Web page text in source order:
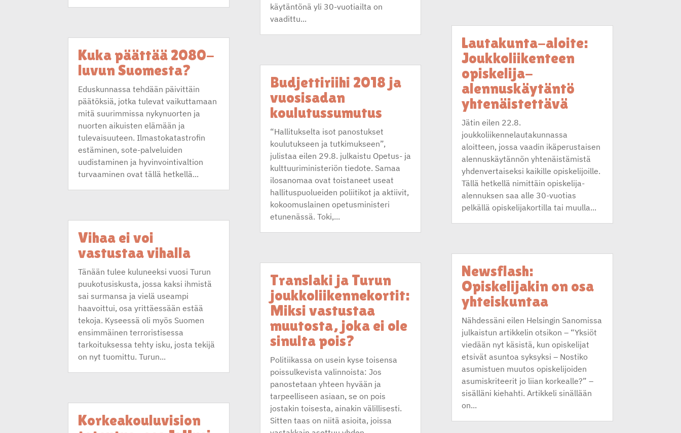
Kuka päättää 2080-
luvun Suomesta?
Eduskunnassa tehdään päivittäin
päätöksiä, jotka tulevat vaikuttamaan
mitä suurimmissa nykynuorten ja
nuorten aikuisten elämään ja
tulevaisuuteen. Ilmastokatastrofin
estäminen, sote-palveluiden
uudistaminen ja hyvinvointivaltion
turvaaminen ovat tällä hetkellä...
Vihaa ei voi
vastustaa vihalla
Tänään tulee kuluneeksi vuosi Turun
puukotusiskusta, jossa kaksi ihmistä
sai surmansa ja vielä useampi
haavoittui, osa yrittäessään estää
tekoja. Kyseessä oli myös Suomen
ensimmäinen terroristisessa
tarkoituksessa tehty isku, josta tekijä
on nyt tuomittu. Turun...
Korkeakouluvision
käytäntönä yli 30-vuotiailta on
vaadittu...
Budjettiriihi 2018 ja
vuosisadan
koulutussumutus
“Hallitukselta isot panostukset
koulutukseen ja tutkimukseen”,
julistaa eilen 29.8. julkaistu Opetus- ja
kulttuuriministeriön tiedote. Samaa
ilosanomaa ovat toistaneet useat
hallituspuolueiden poliitikot ja aktiivit,
kokoomuslainen opetusministeri
etunenässä. Toki,...
Translaki ja Turun
joukkoliikennekortit:
Miksi vastustaa
muutosta, joka ei ole
sinulta pois?
Politiikassa on usein kyse toisensa
poissulkevista valinnoista: Jos
panostetaan yhteen hyvään ja
tarpeelliseen asiaan, se on pois
jostakin toisesta, ainakin välillisesti.
Sitten taas on niitä asioita, joissa
Lautakunta-aloite:
Joukkoliikenteen
opiskelija-
alennuskäytäntö
yhtenäistettävä
Jätin eilen 22.8.
joukkoliikennelautakunnassa
aloitteen, jossa vaadin ikäperustaisen
alennuskäytännön yhtenäistämistä
yhdenvertaiseksi kaikille opiskelijoille.
Tällä hetkellä nimittäin opiskelija-
alennuksen saa alle 30-vuotias
pelkällä opiskelijakortilla tai muulla...
Newsflash:
Opiskelijakin on osa
yhteiskuntaa
Nähdessäni eilen Helsingin Sanomissa
julkaistun artikkelin otsikon – “Yksiöt
viedään nyt käsistä, kun opiskelijat
etsivät asuntoa syksyksi – Nostiko
asumistuen muutos opiskelijoiden
asumiskriteerit jo liian korkealle?” –
sisälläni kiehahti. Artikkeli sinällään
on...